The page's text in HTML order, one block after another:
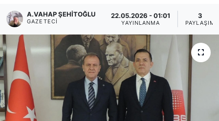
A.VAHAP ŞEHITOĞLU
GAZETECI
22.05.2026 - 01:01
YAYINLANMA
3
PAYLAŞIM
Siyaset
YEREL HABER
Haberde insan
Tanıtım